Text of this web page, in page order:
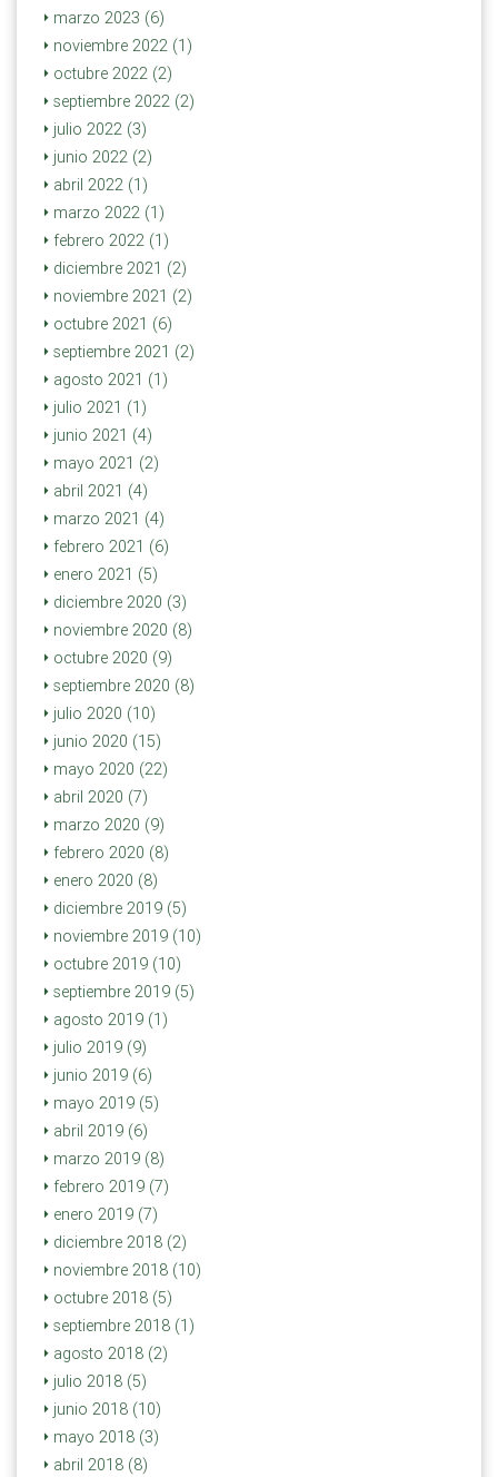
marzo 2023 (6)
noviembre 2022 (1)
octubre 2022 (2)
septiembre 2022 (2)
julio 2022 (3)
junio 2022 (2)
abril 2022 (1)
marzo 2022 (1)
febrero 2022 (1)
diciembre 2021 (2)
noviembre 2021 (2)
octubre 2021 (6)
septiembre 2021 (2)
agosto 2021 (1)
julio 2021 (1)
junio 2021 (4)
mayo 2021 (2)
abril 2021 (4)
marzo 2021 (4)
febrero 2021 (6)
enero 2021 (5)
diciembre 2020 (3)
noviembre 2020 (8)
octubre 2020 (9)
septiembre 2020 (8)
julio 2020 (10)
junio 2020 (15)
mayo 2020 (22)
abril 2020 (7)
marzo 2020 (9)
febrero 2020 (8)
enero 2020 (8)
diciembre 2019 (5)
noviembre 2019 (10)
octubre 2019 (10)
septiembre 2019 (5)
agosto 2019 (1)
julio 2019 (9)
junio 2019 (6)
mayo 2019 (5)
abril 2019 (6)
marzo 2019 (8)
febrero 2019 (7)
enero 2019 (7)
diciembre 2018 (2)
noviembre 2018 (10)
octubre 2018 (5)
septiembre 2018 (1)
agosto 2018 (2)
julio 2018 (5)
junio 2018 (10)
mayo 2018 (3)
abril 2018 (8)